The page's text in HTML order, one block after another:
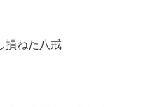
損ねた八戒